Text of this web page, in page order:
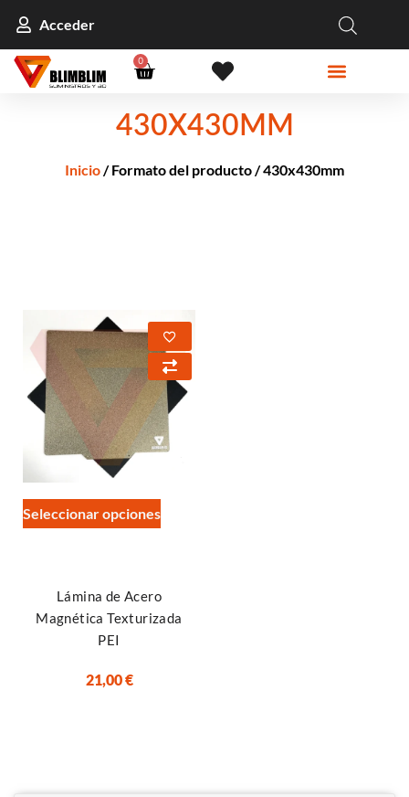
Acceder
0
430X430MM
Inicio/ Formato del producto / 430x430mm
Seleccionar opciones
Lámina de Acero
Magnética Texturizada
PEI
21,00€